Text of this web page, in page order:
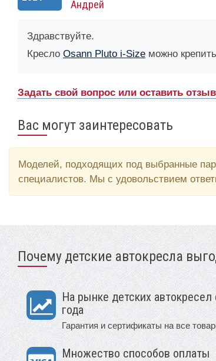
Андрей
Здравствуйте.
Кресло Osann Pluto i-Size можно
Задать свой вопрос или оставить отзыв
Вас могут заинтересовать
Моделей, подходящих под выбранные
специалистов. Мы с удовольствием
Почему детские автокресла
На рынке детских автокресел
года
Гарантия и сертификаты на все
Множество способов оплаты